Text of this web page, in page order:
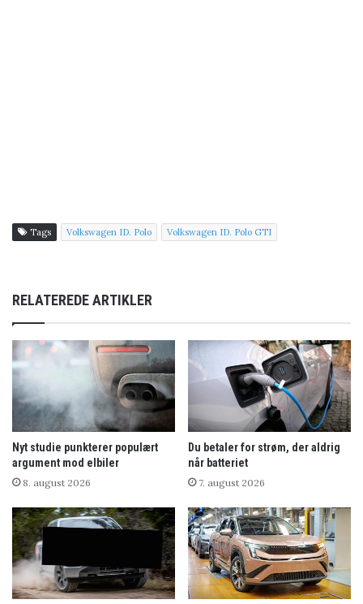
Tags Volkswagen ID. Polo Volkswagen ID. Polo GTI
RELATEREDE ARTIKLER
Nyt studie punkterer populært
argument mod elbiler
8. august 2026
Du betaler for strøm, der aldrig
når batteriet
7. august 2026